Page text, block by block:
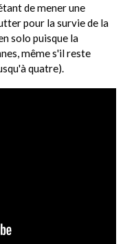
de mener une
pour la survie de la
solo puisque la
même s'il reste
quatre).